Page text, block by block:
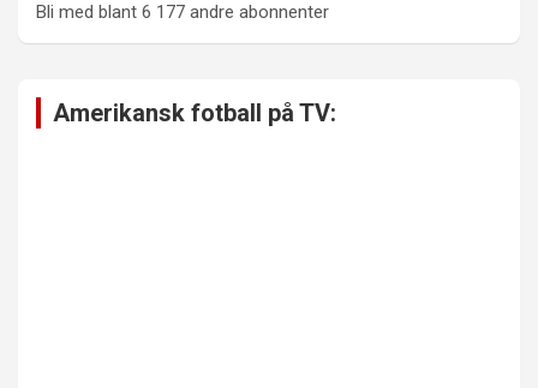
Bli med blant 6 177 andre abonnenter
Amerikansk fotball på TV: